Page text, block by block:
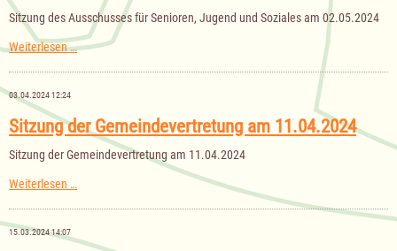
Sitzung des Ausschusses für Senioren, Jugend und Soziales am 02.05.2024
Weiterlesen …Sitzung
Ausschusses
Jugend
und
Soziales
am
03.04.2024 12:24
Sitzung der Gemeindevertretung am 11.04.2024
Sitzung der Gemeindevertretung am 11.04.2024
Weiterlesen …
Gemeindevertretung
11.04.2024
15.03.2024 14:07